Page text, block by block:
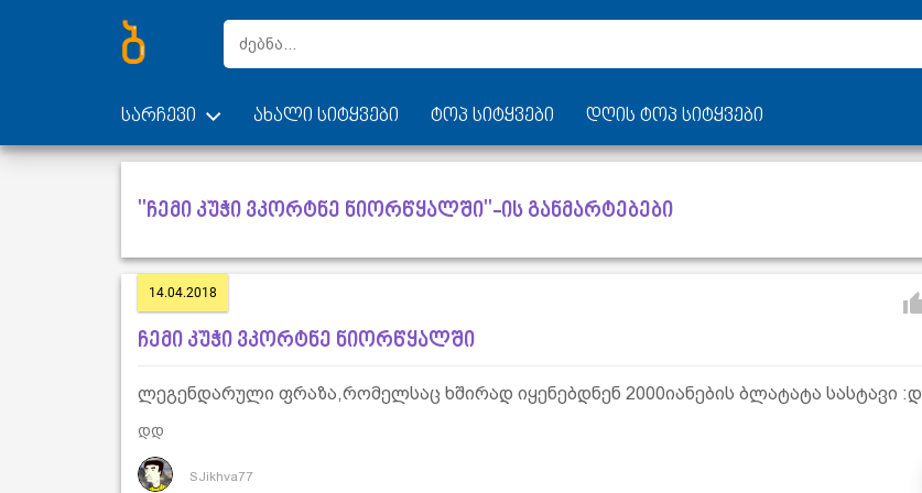
სარჩევი ახალი სიტყვები ტოპ სიტყვები დღის ტოპ სიტყვები
"ჩემი კუჭი ვკორტნე ნიორწყალში"-ის განმარტებები
14.04.2018
ჩემი კუჭი ვკორტნე ნიორწყალში
ლეგენდარული ფრაზა,რომელსაც ხშირად იყენებდნენ 2000იანების ბლატატა სასტავი :დ
დდ
SJikhva77